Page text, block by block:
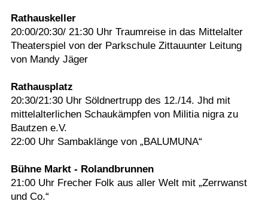
Rathauskeller
20:00/20:30/ 21:30 Uhr Traumreise in das Mittelalter
Theaterspiel von der Parkschule Zittauunter Leitung
von Mandy Jäger
Rathausplatz
20:30/21:30 Uhr Söldnertrupp des 12./14. Jhd mit
mittelalterlichen Schaukämpfen von Militia nigra zu
Bautzen e.V.
22:00 Uhr Sambaklänge von „BALUMUNA“
Bühne Markt - Rolandbrunnen
21:00 Uhr Frecher Folk aus aller Welt mit „Zerrwanst
und Co.“